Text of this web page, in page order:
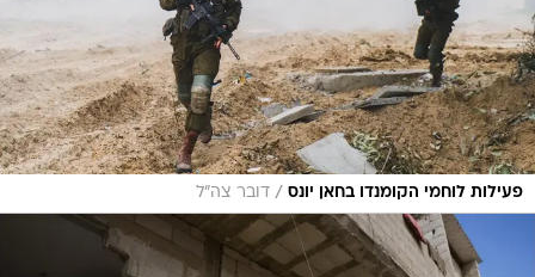
פעילות לוחמי הקומנדו בחאן יונס / דובר צה"ל